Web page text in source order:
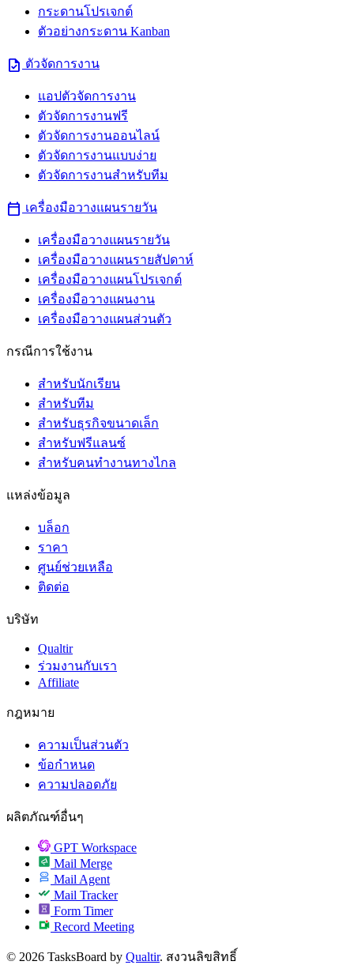
กระดานโปรเจกต์
ตัวอย่างกระดาน Kanban
task ตัวจัดการงาน
แอปตัวจัดการงาน
ตัวจัดการงานฟรี
ตัวจัดการงานออนไลน์
ตัวจัดการงานแบบง่าย
ตัวจัดการงานสำหรับทีม
calendar_today เครื่องมือวางแผนรายวัน
เครื่องมือวางแผนรายวัน
เครื่องมือวางแผนรายสัปดาห์
เครื่องมือวางแผนโปรเจกต์
เครื่องมือวางแผนงาน
เครื่องมือวางแผนส่วนตัว
กรณีการใช้งาน
สำหรับนักเรียน
สำหรับทีม
สำหรับธุรกิจขนาดเล็ก
สำหรับฟรีแลนซ์
สำหรับคนทำงานทางไกล
แหล่งข้อมูล
บล็อก
ราคา
ศูนย์ช่วยเหลือ
ติดต่อ
บริษัท
Qualtir
ร่วมงานกับเรา
Affiliate
กฎหมาย
ความเป็นส่วนตัว
ข้อกำหนด
ความปลอดภัย
ผลิตภัณฑ์อื่นๆ
GPT Workspace
Mail Merge
Mail Agent
Mail Tracker
Form Timer
Record Meeting
© 2026 TasksBoard by Qualtir. สงวนลิขสิทธิ์